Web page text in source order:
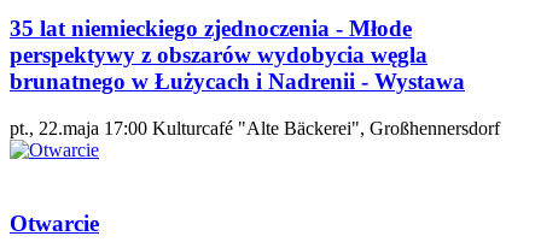
35 lat niemieckiego zjednoczenia - Młode
perspektywy z obszarów wydobycia węgla
brunatnego w Łużycach i Nadrenii - Wystawa
pt., 22.maja 17:00 Kulturcafé "Alte Bäckerei", Großhennersdorf
Otwarcie